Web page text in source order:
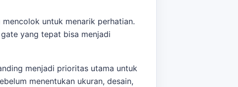
untuk menarik perhatian.
yang tepat bisa menjadi
menjadi prioritas utama untuk
menentukan ukuran, desain,